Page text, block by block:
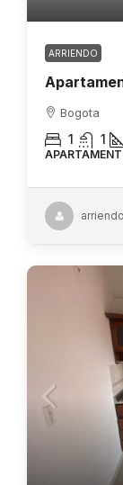
ARRIENDO
Bogota
1 1